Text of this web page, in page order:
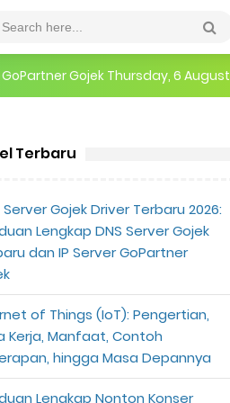
Thursday, 6 August
Terbaru
Server Gojek Driver Terbaru 2026:
Lengkap DNS Server Gojek
dan IP Server GoPartner
of Things (IoT): Pengertian,
Kerja, Manfaat, Contoh
hingga Masa Depannya
Lengkap Nonton Konser